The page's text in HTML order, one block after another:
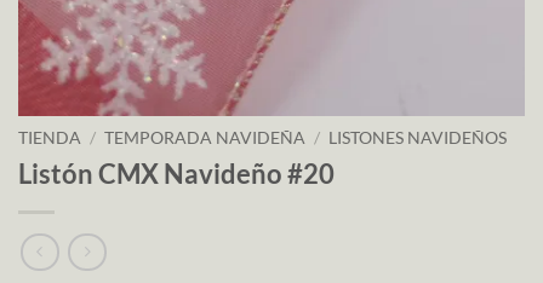
TIENDA / TEMPORADA NAVIDEÑA / LISTONES NAVIDEÑOS
Listón CMX Navideño #20